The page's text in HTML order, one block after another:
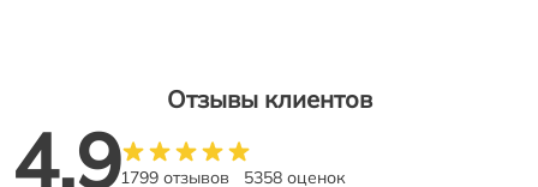
Отзывы клиентов
4.91799 отзывов 5358 оценок